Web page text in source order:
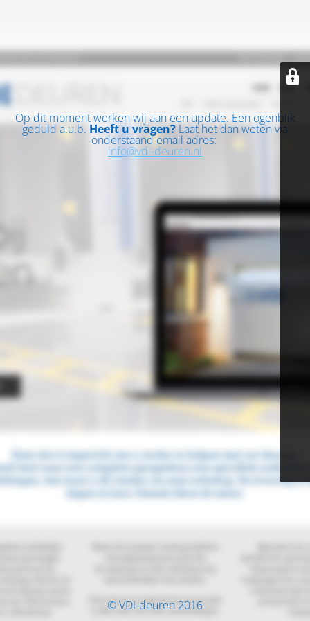
Op dit moment werken wij aan een update. Een ogenblik
geduld a.u.b. Heeft u vragen? Laat het dan weten via
onderstaand email adres:
info@vdi-deuren.nl
© VDI-deuren 2016